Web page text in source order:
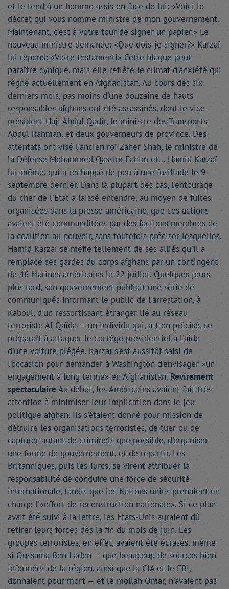
et le tend à un homme assis en face de lui: «Voici le
décret qui vous nomme ministre de mon gouvernement.
Maintenant, c'est à votre tour de signer un papier.» Le
nouveau ministre demande: «Que dois-je signer?» Karzaï
lui répond: «Votre testament!» Cette blague peut
paraître cynique, mais elle reflète le climat d'anxiété qui
règne actuellement en Afghanistan. Au cours des six
derniers mois, pas moins d'une douzaine de hauts
responsables afghans ont été assassinés, dont le vice-
président Haji Abdul Qadir, le ministre des Transports
Abdul Rahman, et deux gouverneurs de province. Des
attentats ont visé l'ancien roi Zaher Shah, le ministre de
la Défense Mohammed Qassim Fahim et... Hamid Karzaï
lui-même, qui a réchappé de peu à une fusillade le 9
septembre dernier. Dans la plupart des cas, l'entourage
du chef de l'Etat a laissé entendre, au moyen de fuites
organisées dans la presse américaine, que ces actions
avaient été commanditées par des factions membres de
la coalition au pouvoir, sans toutefois préciser lesquelles.
Hamid Karzaï se méfie tellement de ses alliés qu'il a
remplacé ses gardes du corps afghans par un contingent
de 46 Marines américains le 22 juillet. Quelques jours
plus tard, son gouvernement publiait une série de
communiqués informant le public de l'arrestation, à
Kaboul, d'un ressortissant étranger lié au réseau
terroriste Al Qaïda — un individu qui, a-t-on précisé, se
préparait à attaquer le cortège présidentiel à l'aide
d'une voiture piégée. Karzaï s'est aussitôt saisi de
l'occasion pour demander à Washington d'envisager «un
engagement à long terme» en Afghanistan. Revirement
spectaculaire Au début, les Américains avaient fait très
attention à minimiser leur implication dans le jeu
politique afghan. Ils s'étaient donné pour mission de
détruire les organisations terroristes, de tuer ou de
capturer autant de criminels que possible, d'organiser
une forme de gouvernement, et de repartir. Les
Britanniques, puis les Turcs, se virent attribuer la
responsabilité de conduire une force de sécurité
internationale, tandis que les Nations unies prenaient en
charge l'«effort de reconstruction nationale». Si ce plan
avait été suivi à la lettre, les Etats-Unis auraient dû
retirer leurs forces dès la fin du mois de juin. Les
groupes terroristes, en effet, avaient été écrasés, même
si Oussama Ben Laden — que beaucoup de sources bien
informées de la région, ainsi que la CIA et le FBI,
donnaient pour mort — et le mollah Omar, n'avaient pas